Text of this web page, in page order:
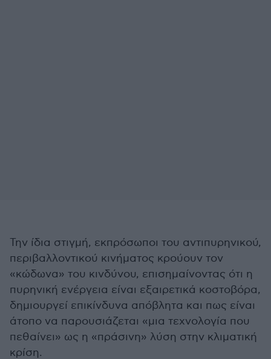
Την ίδια στιγμή, εκπρόσωποι του αντιπυρηνικού,
περιβαλλοντικού κινήματος κρούουν τον
«κώδωνα» του κινδύνου, επισημαίνοντας ότι η
πυρηνική ενέργεια είναι εξαιρετικά κοστοβόρα,
δημιουργεί επικίνδυνα απόβλητα και πως είναι
άτοπο να παρουσιάζεται «μια τεχνολογία που
πεθαίνει» ως η «πράσινη» λύση στην κλιματική
κρίση.